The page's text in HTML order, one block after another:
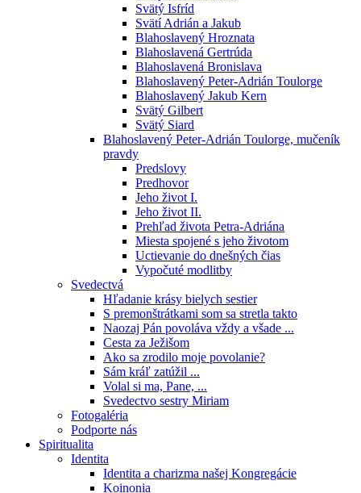
Svätý Isfríd
Svätí Adrián a Jakub
Blahoslavený Hroznata
Blahoslavená Gertrúda
Blahoslavená Bronislava
Blahoslavený Peter-Adrián Toulorge
Blahoslavený Jakub Kern
Svätý Gilbert
Svätý Siard
Blahoslavený Peter-Adrián Toulorge, mučeník
pravdy
Predslovy
Predhovor
Jeho život I.
Jeho život II.
Prehľad života Petra-Adriána
Miesta spojené s jeho životom
Uctievanie do dnešných čias
Vypočuté modlitby
Svedectvá
Hľadanie krásy bielych sestier
S premonštrátkami som sa stretla takto
Naozaj Pán povoláva vždy a všade ...
Cesta za Ježišom
Ako sa zrodilo moje povolanie?
Sám kráľ zatúžil ...
Volal si ma, Pane, ...
Svedectvo sestry Miriam
Fotogaléria
Podporte nás
Spiritualita
Identita
Identita a charizma našej Kongregácie
Koinonia